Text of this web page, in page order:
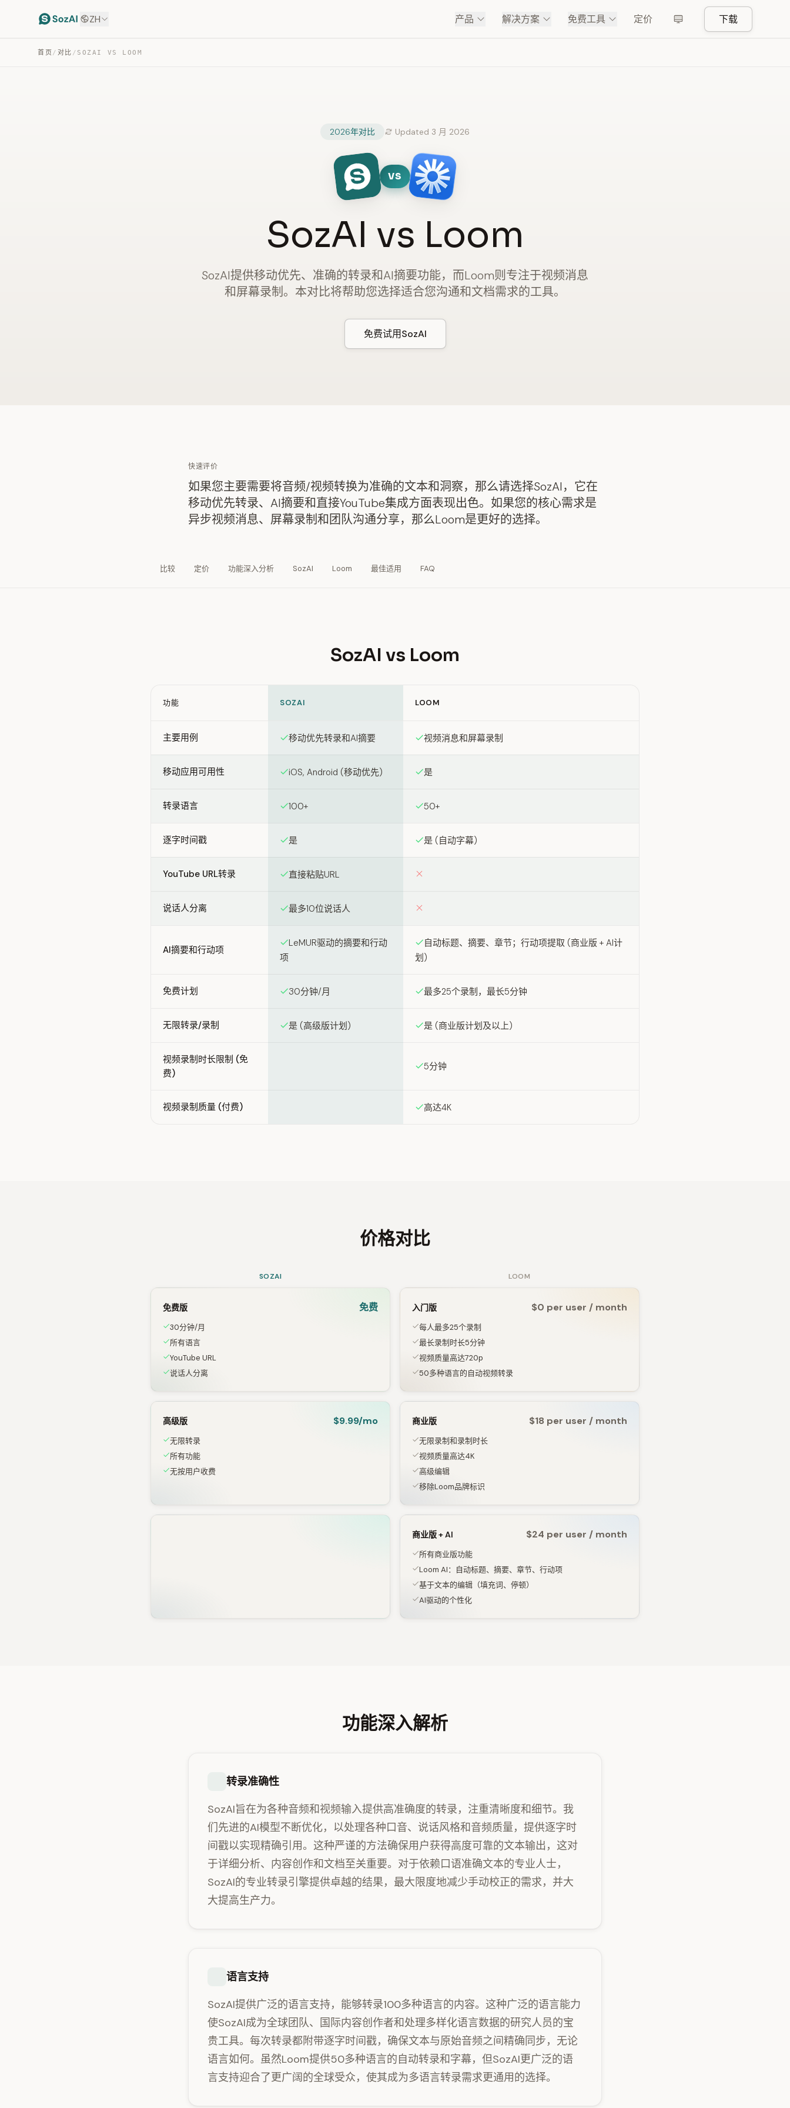
ZH 产品 解决方案 免费工具 定价 下载
首页 / 对比 / SOZAI VS LOOM
2026年对比 Updated 3 月 2026
VS
SozAI vs Loom
SozAI提供移动优先、准确的转录和AI摘要功能，而Loom则专注于视频消息
和屏幕录制。本对比将帮助您选择适合您沟通和文档需求的工具。
免费试用SozAI
快速评价
如果您主要需要将音频/视频转换为准确的文本和洞察，那么请选择SozAI，它在
移动优先转录、AI摘要和直接YouTube集成方面表现出色。如果您的核心需求是
异步视频消息、屏幕录制和团队沟通分享，那么Loom是更好的选择。
比较 定价 功能深入分析 SozAI Loom 最佳适用 FAQ
SozAI vs Loom
功能 SOZAI LOOM
主要用例 移动优先转录和AI摘要 视频消息和屏幕录制
移动应用可用性 iOS, Android (移动优先) 是
转录语言 100+ 50+
逐字时间戳 是 是 (自动字幕)
YouTube URL转录 直接粘贴URL
说话人分离 最多10位说话人
AI摘要和行动项
LeMUR驱动的摘要和行动
项
自动标题、摘要、章节；行动项提取 (商业版 + AI计
划)
免费计划 30分钟/月 最多25个录制，最长5分钟
无限转录/录制 是 (高级版计划) 是 (商业版计划及以上)
视频录制时长限制 (免
费)
5分钟
视频录制质量 (付费) 高达4K
价格对比
SOZAI LOOM
免费版 免费
30分钟/月
所有语言
YouTube URL
说话人分离
入门版 $0 per user / month
每人最多25个录制
最长录制时长5分钟
视频质量高达720p
50多种语言的自动视频转录
高级版 $9.99/mo
无限转录
所有功能
无按用户收费
商业版 $18 per user / month
无限录制和录制时长
视频质量高达4K
高级编辑
移除Loom品牌标识
商业版 + AI $24 per user / month
所有商业版功能
Loom AI：自动标题、摘要、章节、行动项
基于文本的编辑（填充词、停顿）
AI驱动的个性化
功能深入解析
转录准确性
SozAI旨在为各种音频和视频输入提供高准确度的转录，注重清晰度和细节。我
们先进的AI模型不断优化，以处理各种口音、说话风格和音频质量，提供逐字时
间戳以实现精确引用。这种严谨的方法确保用户获得高度可靠的文本输出，这对
于详细分析、内容创作和文档至关重要。对于依赖口语准确文本的专业人士，
SozAI的专业转录引擎提供卓越的结果，最大限度地减少手动校正的需求，并大
大提高生产力。
语言支持
SozAI提供广泛的语言支持，能够转录100多种语言的内容。这种广泛的语言能力
使SozAI成为全球团队、国际内容创作者和处理多样化语言数据的研究人员的宝
贵工具。每次转录都附带逐字时间戳，确保文本与原始音频之间精确同步，无论
语言如何。虽然Loom提供50多种语言的自动转录和字幕，但SozAI更广泛的语
言支持迎合了更广阔的全球受众，使其成为多语言转录需求更通用的选择。